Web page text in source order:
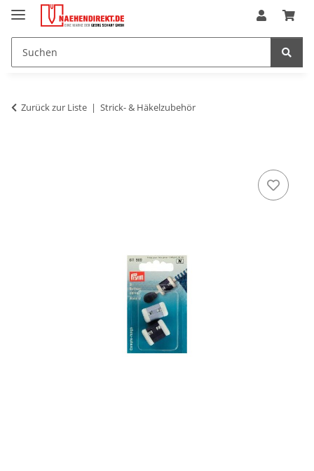
Zurück zur Liste Strick- & Häkelzubehör